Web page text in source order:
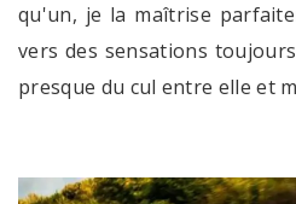
qu'un, je la maîtrise
vers des sensations
presque du cul entre elle et